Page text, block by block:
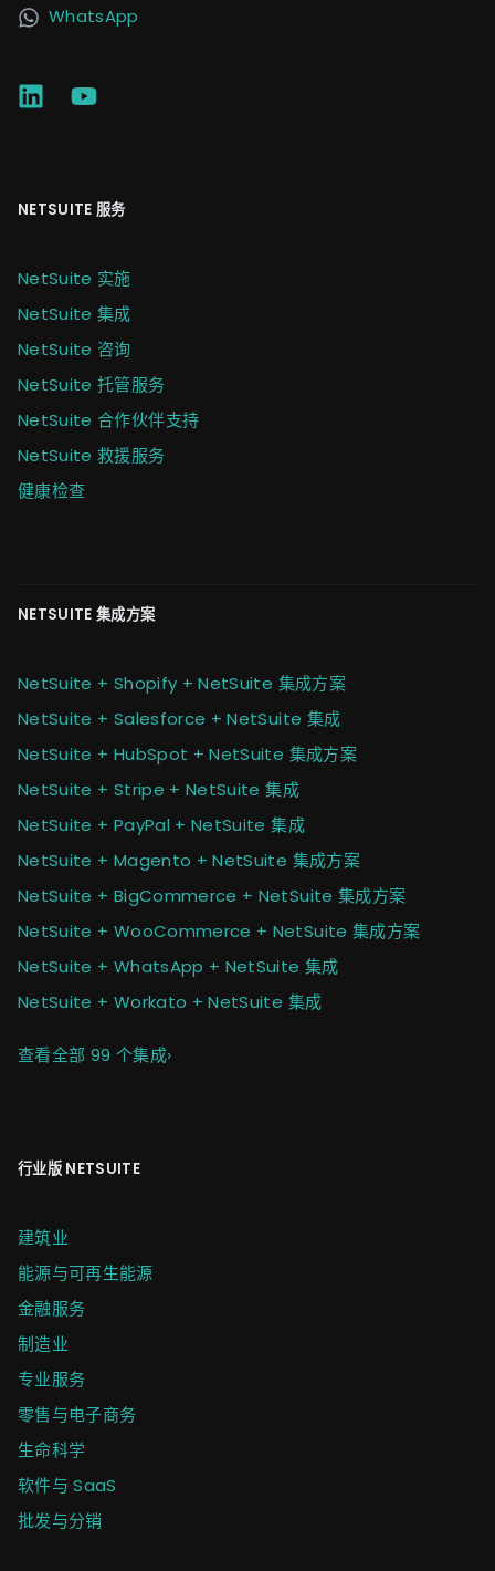
WhatsApp
NETSUITE 服务
NetSuite 实施
NetSuite 集成
NetSuite 咨询
NetSuite 托管服务
NetSuite 合作伙伴支持
NetSuite 救援服务
健康检查
NETSUITE 集成方案
NetSuite + Shopify + NetSuite 集成方案
NetSuite + Salesforce + NetSuite 集成
NetSuite + HubSpot + NetSuite 集成方案
NetSuite + Stripe + NetSuite 集成
NetSuite + PayPal + NetSuite 集成
NetSuite + Magento + NetSuite 集成方案
NetSuite + BigCommerce + NetSuite 集成方案
NetSuite + WooCommerce + NetSuite 集成方案
NetSuite + WhatsApp + NetSuite 集成
NetSuite + Workato + NetSuite 集成
查看全部 99 个集成›
行业版 NETSUITE
建筑业
能源与可再生能源
金融服务
制造业
专业服务
零售与电子商务
生命科学
软件与 SaaS
批发与分销